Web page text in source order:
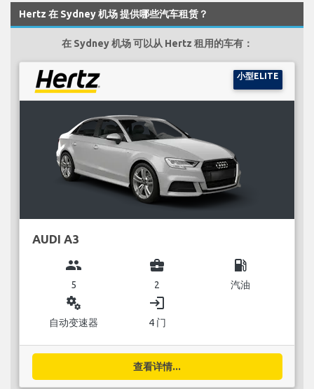
Hertz 在 Sydney 机场 提供哪些汽车租赁？
在 Sydney 机场 可以从 Hertz 租用的车有：
小型ELITE
AUDI A3
group
5
business_center
2
local_gas_station
汽油
miscellaneous_services
自动变速器
login
4 门
查看详情...